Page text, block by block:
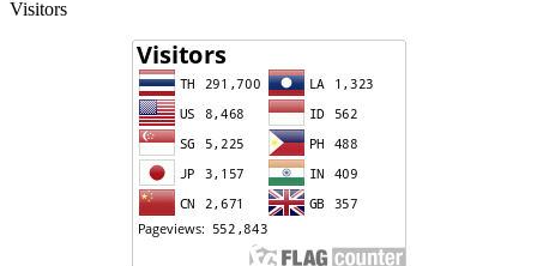
Visitors